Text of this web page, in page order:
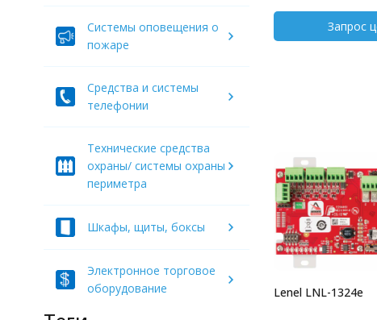
Lenel LNL-1324e
Системы оповещения о
пожаре
Средства и системы
телефонии
Технические средства
охраны/ системы охраны
периметра
Шкафы, щиты, боксы
Электронное торговое
оборудование